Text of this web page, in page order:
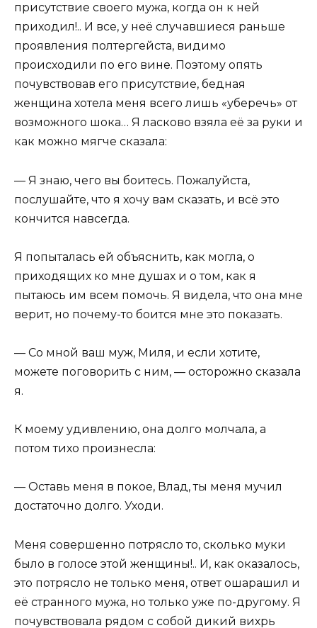
присутствие своего мужа, когда он к ней
приходил!.. И все, у неё случавшиеся раньше
проявления полтергейста, видимо
происходили по его вине. Поэтому опять
почувствовав его присутствие, бедная
женщина хотела меня всего лишь «уберечь» от
возможного шока… Я ласково взяла её за руки и
как можно мягче сказала:
— Я знаю, чего вы боитесь. Пожалуйста,
послушайте, что я хочу вам сказать, и всё это
кончится навсегда.
Я попыталась ей объяснить, как могла, о
приходящих ко мне душах и о том, как я
пытаюсь им всем помочь. Я видела, что она мне
верит, но почему-то боится мне это показать.
— Со мной ваш муж, Миля, и если хотите,
можете поговорить с ним, — осторожно сказала
я.
К моему удивлению, она долго молчала, а
потом тихо произнесла:
— Оставь меня в покое, Влад, ты меня мучил
достаточно долго. Уходи.
Меня совершенно потрясло то, сколько муки
было в голосе этой женщины!.. И, как оказалось,
это потрясло не только меня, ответ ошарашил и
её странного мужа, но только уже по-другому. Я
почувствовала рядом с собой дикий вихрь